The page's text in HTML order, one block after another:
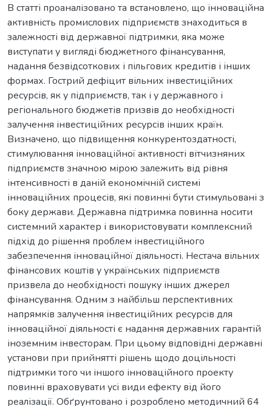
В статті проаналізовано та встановлено, що інноваційна
активність промислових підприємств знаходиться в
залежності від державної підтримки, яка може
виступати у вигляді бюджетного фінансування,
надання безвідсоткових і пільгових кредитів і інших
формах. Гострий дефіцит вільних інвестиційних
ресурсів, як у підприємств, так і у державного і
регіонального бюджетів призвів до необхідності
залучення інвестиційних ресурсів інших країн.
Визначено, що підвищення конкурентоздатності,
стимулювання інноваційної активності вітчизняних
підприємств значною мірою залежить від рівня
інтенсивності в даній економічній системі
інноваційних процесів, які повинні бути стимульовані з
боку держави. Державна підтримка повинна носити
системний характер і використовувати комплексний
підхід до рішення проблем інвестиційного
забезпечення інноваційної діяльності. Нестача вільних
фінансових коштів у українських підприємств
призвела до необхідності пошуку інших джерел
фінансування. Одним з найбільш перспективних
напрямків залучення інвестиційних ресурсів для
інноваційної діяльності є надання державних гарантій
іноземним інвесторам. При цьому відповідні державні
установи при прийнятті рішень щодо доцільності
підтримки того чи іншого інноваційного проекту
повинні враховувати усі види ефекту від його
реалізації. Обґрунтовано і розроблено методичний 64